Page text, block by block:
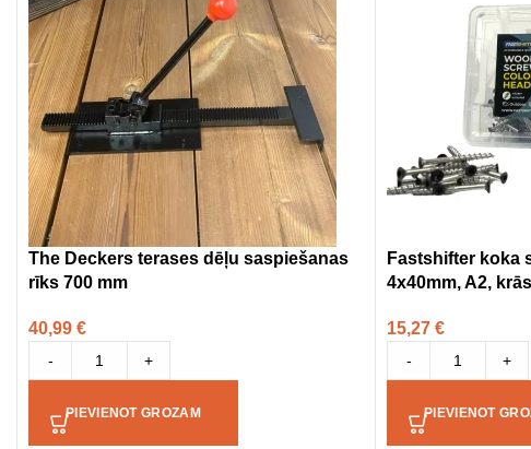
The Deckers terases dēļu saspiešanas
rīks 700 mm
40,99 €
- +
PIEVIENOT GROZAM
Fastshifter koka
4x40mm, A2,
15,27 €
- +
PIEVIENOT